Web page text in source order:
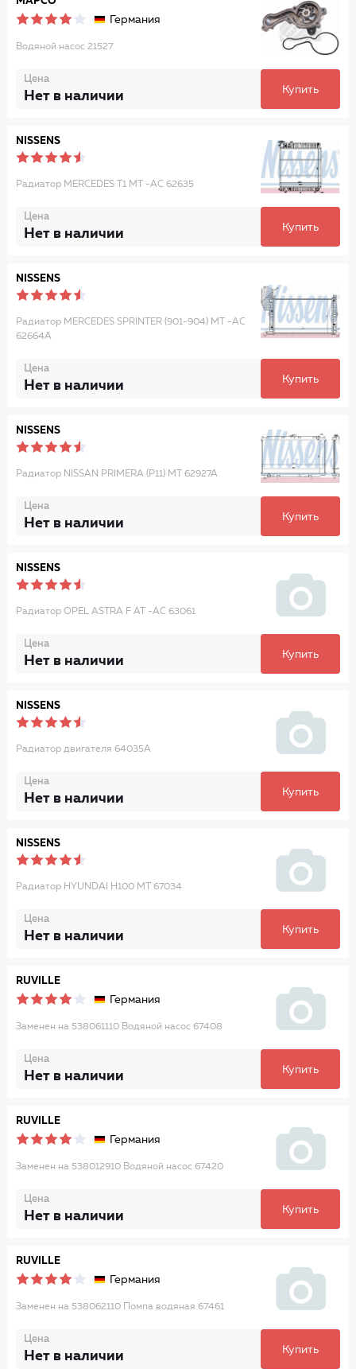
Германия
Водяной насос 21527
Цена
Нет в наличии Купить
NISSENS
Радиатор MERCEDES T1 MT -AC 62635
Цена
Нет в наличии Купить
NISSENS
Радиатор MERCEDES SPRINTER (901-904) MT -AC
62664A
Цена
Нет в наличии Купить
NISSENS
Радиатор NISSAN PRIMERA (P11) MT 62927A
Цена
Нет в наличии Купить
NISSENS
Радиатор OPEL ASTRA F AT -AC 63061
Цена
Нет в наличии Купить
NISSENS
Радиатор двигателя 64035A
Цена
Нет в наличии Купить
NISSENS
Радиатор HYUNDAI H100 MT 67034
Цена
Нет в наличии Купить
RUVILLE
Германия
Заменен на 538061110 Водяной насос 67408
Цена
Нет в наличии Купить
RUVILLE
Германия
Заменен на 538012910 Водяной насос 67420
Цена
Нет в наличии Купить
RUVILLE
Германия
Заменен на 538062110 Помпа водяная 67461
Цена
Нет в наличии Купить